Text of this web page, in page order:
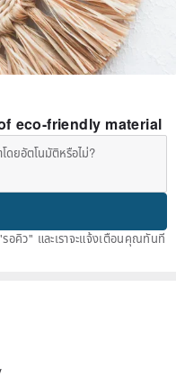
eco-friendly material
ดยอัตโนมัติหรือไม่?
คิว" และเราจะแจ้งเตือนคุณทันที